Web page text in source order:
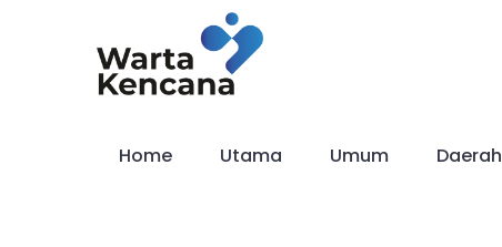
Home Utama Umum Daerah